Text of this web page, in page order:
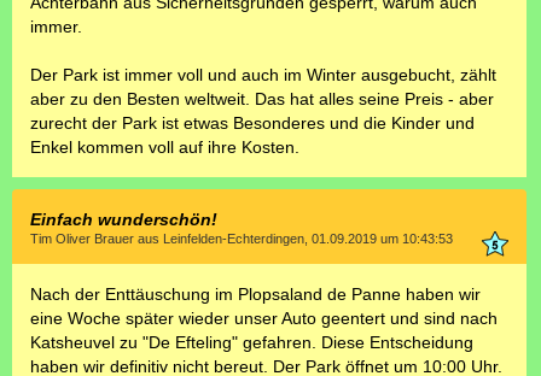
immer.
Der Park ist immer voll und auch im Winter ausgebucht, zählt
aber zu den Besten weltweit. Das hat alles seine Preis - aber
zurecht der Park ist etwas Besonderes und die Kinder und
Enkel kommen voll auf ihre Kosten.
Einfach wunderschön!
Tim Oliver Brauer aus Leinfelden-Echterdingen, 01.09.2019 um 10:43:53
Nach der Enttäuschung im Plopsaland de Panne haben wir
eine Woche später wieder unser Auto geentert und sind nach
Katsheuvel zu "De Efteling" gefahren. Diese Entscheidung
haben wir definitiv nicht bereut. Der Park öffnet um 10:00 Uhr.